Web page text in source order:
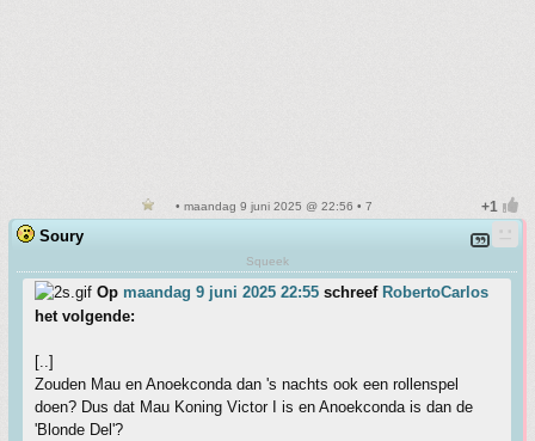
• maandag 9 juni 2025 @ 22:56 • 7
Soury
Squeek
Op maandag 9 juni 2025 22:55 schreef RobertoCarlos
het volgende:
[..]
Zouden Mau en Anoekconda dan 's nachts ook een rollenspel
doen? Dus dat Mau Koning Victor I is en Anoekconda is dan de
'Blonde Del'?